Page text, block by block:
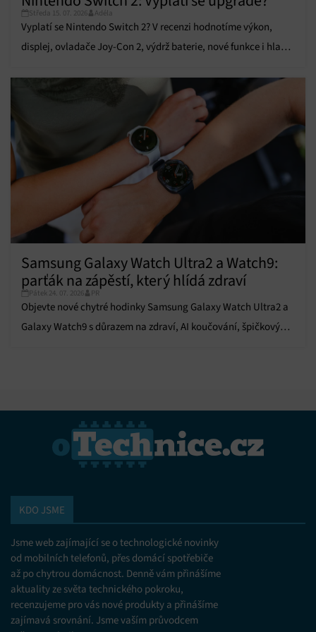
údajů, Propojení různých zařízení, Identifikace
zařízení na základě automaticky přenášených
informací.
zobrazování reklamy a obsahu, Ukládání a sdělování
Vždy aktivní
Středa 15. 07. 2026 Adéla
Vyplatí se Nintendo Switch 2? V recenzi hodnotíme výkon,
displej, ovladače Joy-Con 2, výdrž baterie, nové funkce i hlavní
Samsung Galaxy Watch Ultra2 a Watch9:
parťák na zápěstí, který hlídá zdraví
Pátek 24. 07. 2026 PR
Objevte nové chytré hodinky Samsung Galaxy Watch Ultra2 a
Galaxy Watch9 s důrazem na zdraví, AI koučování, špičkový
KDO JSME
Jsme web zajímající se o technologické novinky
od mobilních telefonů, přes domácí spotřebiče
až po chytrou domácnost. Denně vám přinášíme
aktuality ze světa technického pokroku,
recenzujeme pro vás nové produkty a přinášíme
zajímavá srovnání. Jsme vaším průvodcem